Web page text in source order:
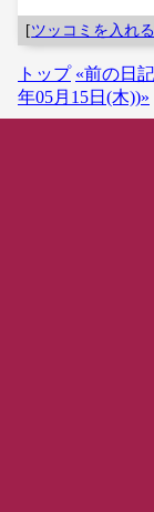
[ツッコミを入れ
トップ «前の日
年05月15日(木))»